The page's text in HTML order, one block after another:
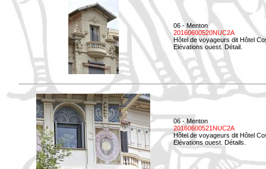
06 - Menton
20160600520NUC2A
Hôtel de voyageurs dit Hôtel
Elévations ouest. Détail.
06 - Menton
20160600521NUC2A
Hôtel de voyageurs dit Hôtel
Elévations ouest. Détails.